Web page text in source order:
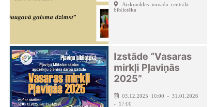
Aizkraukles novada centrālā
bibliotēka
Izstāde “Vasaras
mirkļi Pļaviņās
2025”
03.12.2025 10:00 - 31.01.2026
- 17:00